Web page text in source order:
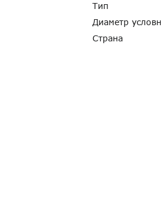
Тип
Диаметр
Страна